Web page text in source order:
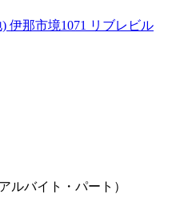
伊那市境1071 リブレビル
ルバイト・パート）